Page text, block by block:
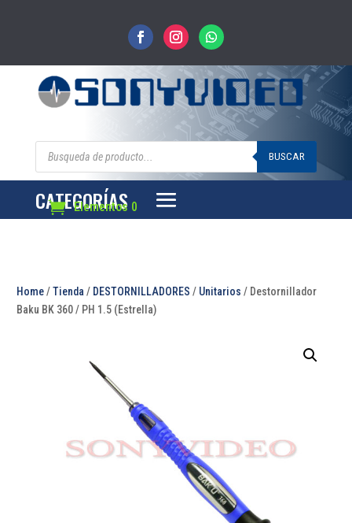
Búsqueda
BUSCAR
Elementos 0
CATEGORÍAS
Home/Tienda / DESTORNILLADORES / Unitarios / Destornillador
Baku BK 360 / PH 1.5 (Estrella)